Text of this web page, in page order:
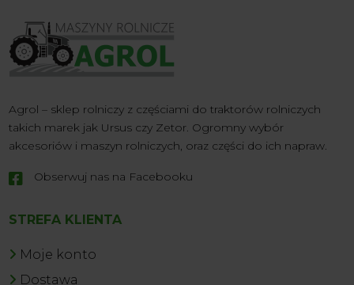
Agrol – sklep rolniczy z częściami do traktorów rolniczych
takich marek jak Ursus czy Zetor. Ogromny wybór
akcesoriów i maszyn rolniczych, oraz części do ich napraw.
 Obserwuj nas na Facebooku
STREFA KLIENTA
Moje konto
Dostawa